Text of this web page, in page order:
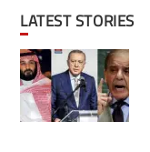
LATEST STORIES